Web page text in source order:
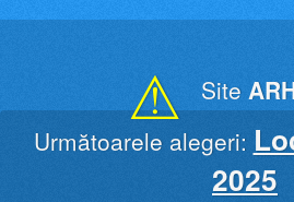
⚠ Site
Următoarele alegeri:
2025